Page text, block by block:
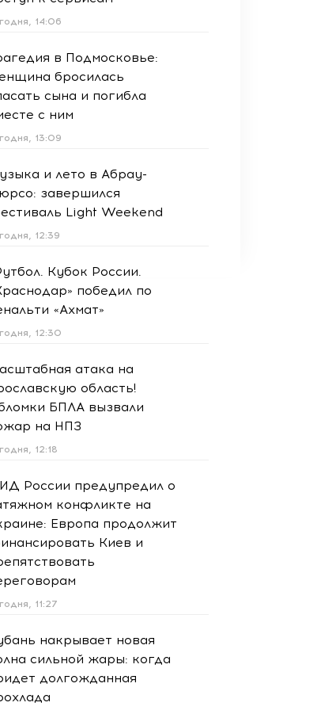
14:06
в Подмосковье:
бросилась
сына и погибла
с ним
13:09
и лето в Абрау-
завершился
Light Weekend
12:39
Кубок России.
победил по
«Ахмат»
12:30
атака на
область!
БПЛА вызвали
на НПЗ
12:18
России предупредил о
конфликте на
Европа продолжит
Киев и
11:27
накрывает новая
сильной жары: когда
долгожданная